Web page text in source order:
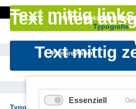
Sekundäre Aktion
Text unten
Primäre Aktion
Text mittig links
Primäre Aktion
Typografie
Text mittig
Primäre Aktion
Text
Typografie
Essenziell